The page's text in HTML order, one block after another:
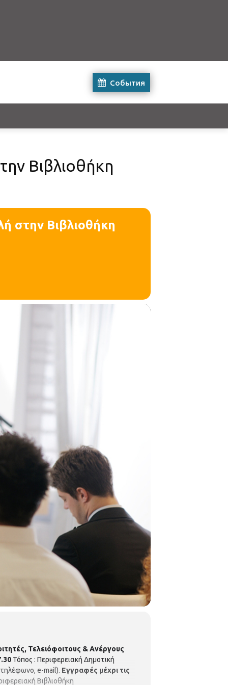
События
Βιβλιοθήκη
στην Βιβλιοθήκη
Τελειόφοιτους & Ανέργους
Τόπος : Περιφερειακή Δημοτική
e-mail). Εγγραφές μέχρι τις
Βιβλιοθήκη